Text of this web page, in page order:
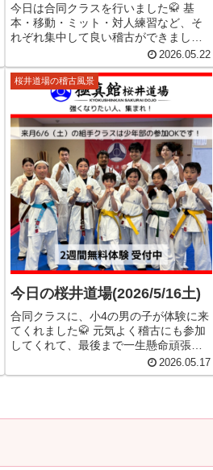
今日は合同クラスを行いました🥋 基
本・移動・ミット・対人練習など、そ
れぞれ集中して良い稽古ができまし
た！ 日々の積み重ねを大切に、コツコ
ツ頑張っていきましょう😊 極真館奈良
県北支部 桜井道場では、2週間無料体験
受付中です✨ 「空手が初めて」...
2026.05.22
桜井道場の稽古風景
今日の桜井道場(2026/5/16土)
合同クラスに、小4の男の子が体験に来
てくれました🥋 元気よく稽古にも参加
してくれて、最後まで一生懸命頑張っ
ていました😊 極真館桜井道場では、2
週間無料体験受付中です！ 空手が初め
2026.05.17